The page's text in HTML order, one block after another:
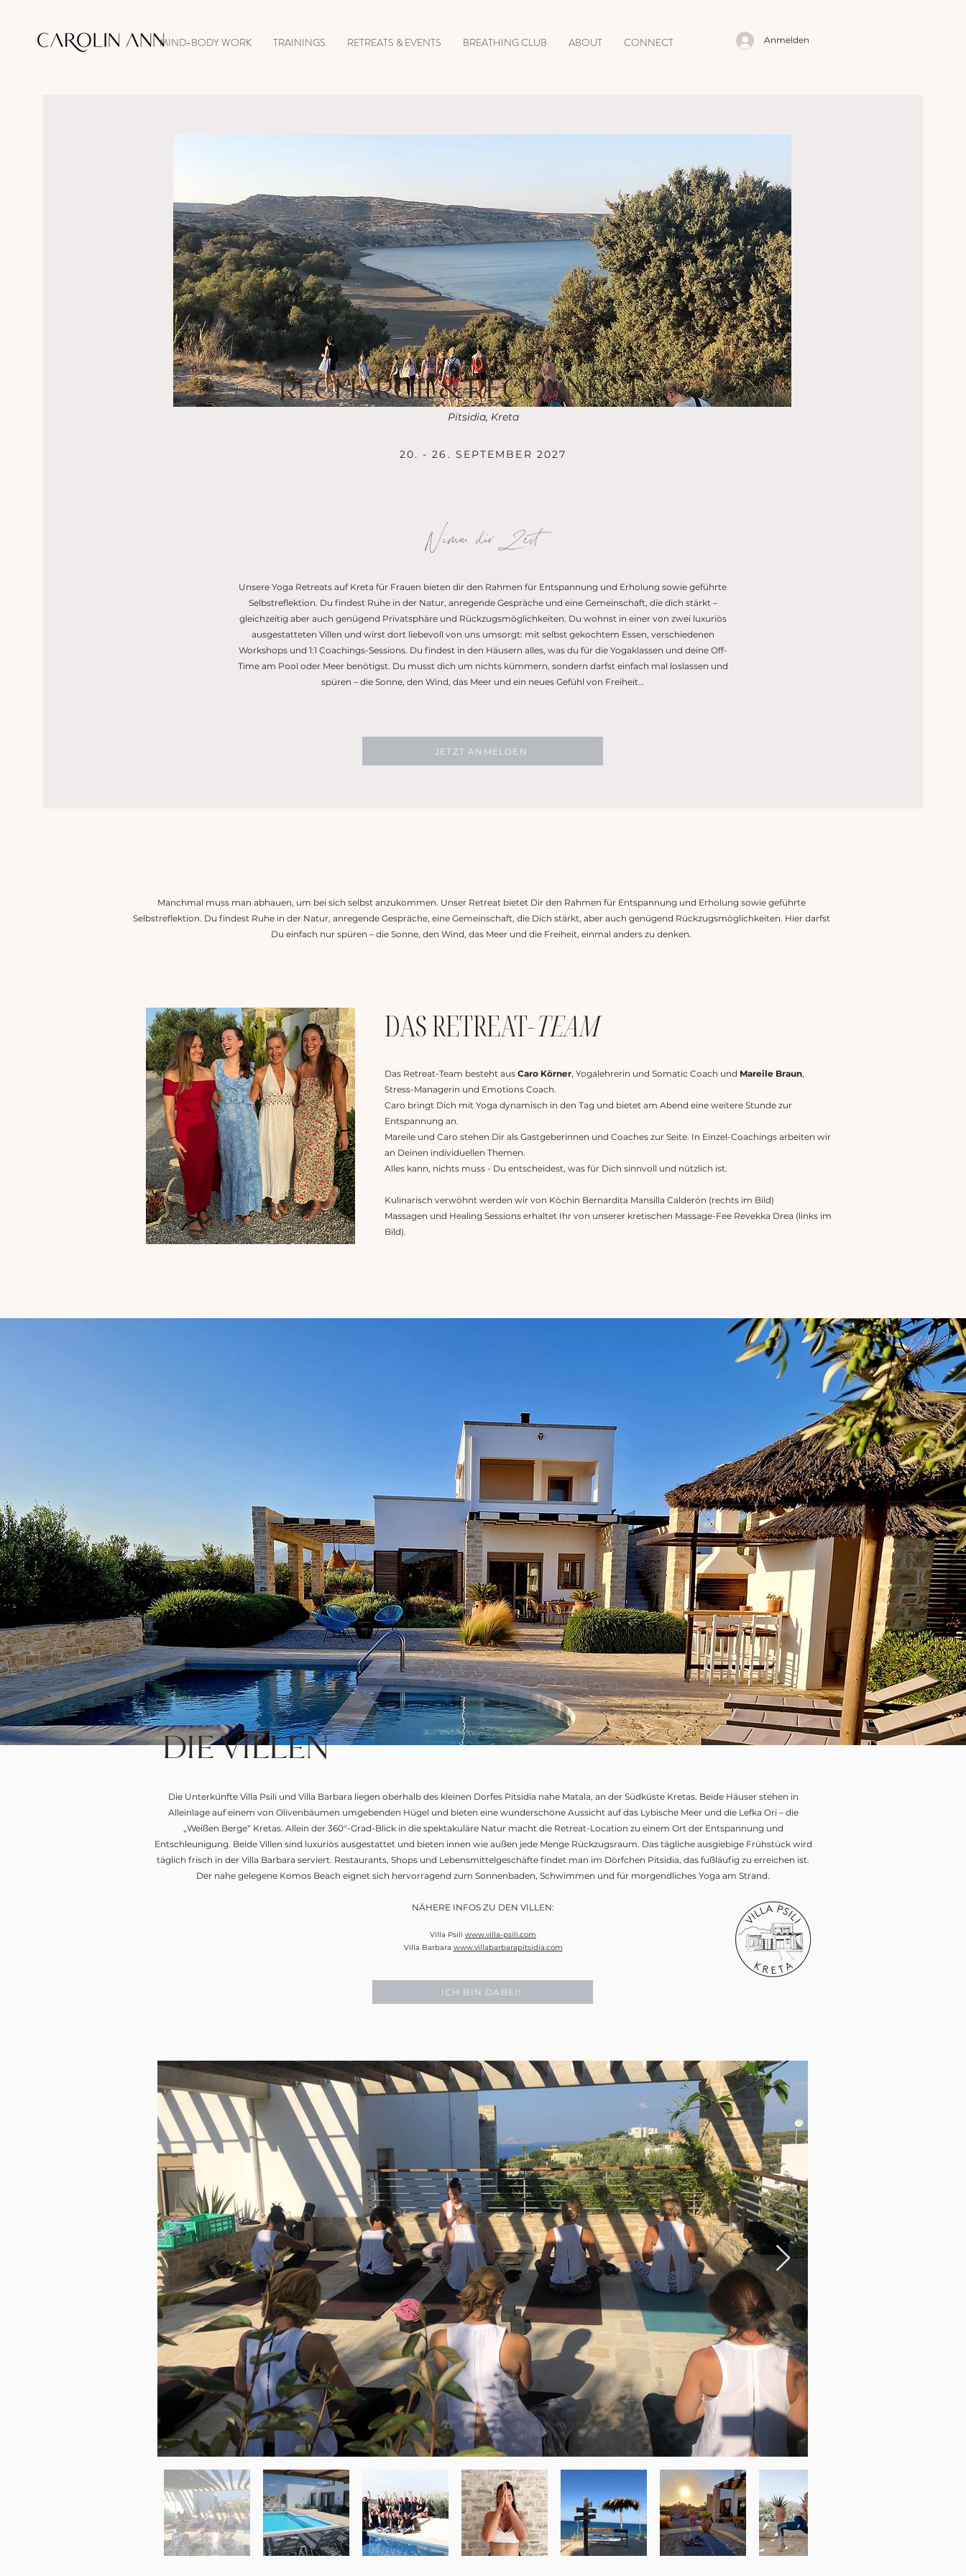
MIND-BODY WORK TRAININGS RETREATS & EVENTS BREATHING CLUB ABOUT CONNECT Anmelden
YOGA, COACHING, MEDITATION - RETREAT
RECHARGE & RECONNECT
Pitsidia, Kreta
20. - 26. SEPTEMBER 2027
Nimm dir Zeit
Unsere Yoga Retreats auf Kreta für Frauen bieten dir den Rahmen für Entspannung und Erholung sowie geführte
Selbstreflektion. Du findest Ruhe in der Natur, anregende Gespräche und eine Gemeinschaft, die dich stärkt –
gleichzeitig aber auch genügend Privatsphäre und Rückzugsmöglichkeiten. Du wohnst in einer von zwei luxuriös
ausgestatteten Villen und wirst dort liebevoll von uns umsorgt: mit selbst gekochtem Essen, verschiedenen
Workshops und 1:1 Coachings-Sessions. Du findest in den Häusern alles, was du für die Yogaklassen und deine Off-
Time am Pool oder Meer benötigst. Du musst dich um nichts kümmern, sondern darfst einfach mal loslassen und
spüren – die Sonne, den Wind, das Meer und ein neues Gefühl von Freiheit…
JETZT ANMELDEN
Manchmal muss man abhauen, um bei sich selbst anzukommen. Unser Retreat bietet Dir den Rahmen für Entspannung und Erholung sowie geführte
Selbstreflektion. Du findest Ruhe in der Natur, anregende Gespräche, eine Gemeinschaft, die Dich stärkt, aber auch genügend Rückzugsmöglichkeiten. Hier darfst
Du einfach nur spüren – die Sonne, den Wind, das Meer und die Freiheit, einmal anders zu denken.
DAS RETREAT-TEAM
Das Retreat-Team besteht aus Caro Körner, Yogalehrerin und Somatic Coach und Mareile Braun,
Stress-Managerin und Emotions Coach.
Caro bringt Dich mit Yoga dynamisch in den Tag und bietet am Abend eine weitere Stunde zur
Entspannung an.
Mareile und Caro stehen Dir als Gastgeberinnen und Coaches zur Seite. In Einzel-Coachings arbeiten wir
an Deinen individuellen Themen.
Alles kann, nichts muss - Du entscheidest, was für Dich sinnvoll und nützlich ist.
Kulinarisch verwöhnt werden wir von Köchin Bernardita Mansilla Calderón (rechts im Bild)
Massagen und Healing Sessions erhaltet Ihr von unserer kretischen Massage-Fee Revekka Drea (links im
Bild).
DIE VILLEN
Die Unterkünfte Villa Psili und Villa Barbara liegen oberhalb des kleinen Dorfes Pitsidia nahe Matala, an der Südküste Kretas. Beide Häuser stehen in
Alleinlage auf einem von Olivenbäumen umgebenden Hügel und bieten eine wunderschöne Aussicht auf das Lybische Meer und die Lefka Ori – die
„Weißen Berge“ Kretas. Allein der 360°-Grad-Blick in die spektakuläre Natur macht die Retreat-Location zu einem Ort der Entspannung und
Entschleunigung. Beide Villen sind luxuriös ausgestattet und bieten innen wie außen jede Menge Rückzugsraum. Das tägliche ausgiebige Frühstück wird
täglich frisch in der Villa Barbara serviert. Restaurants, Shops und Lebensmittelgeschäfte findet man im Dörfchen Pitsidia, das fußläufig zu erreichen ist.
Der nahe gelegene Komos Beach eignet sich hervorragend zum Sonnenbaden, Schwimmen und für morgendliches Yoga am Strand.
NÄHERE INFOS ZU DEN VILLEN:
Villa Psili www.villa-psili.com
Villa Barbara www.villabarbarapitsidia.com
ICH BIN DABEI!